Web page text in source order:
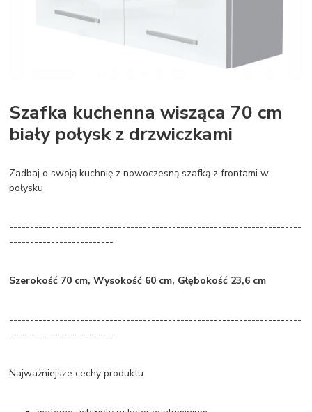
Szafka kuchenna wisząca 70 cm
biały połysk z drzwiczkami
Zadbaj o swoją kuchnię z nowoczesną szafką z frontami w
połysku
----------------------------------------------------------------------
-------------------------
Szerokość 70 cm, Wysokość 60 cm, Głębokość 23,6 cm
----------------------------------------------------------------------
-------------------------
Najważniejsze cechy produktu: